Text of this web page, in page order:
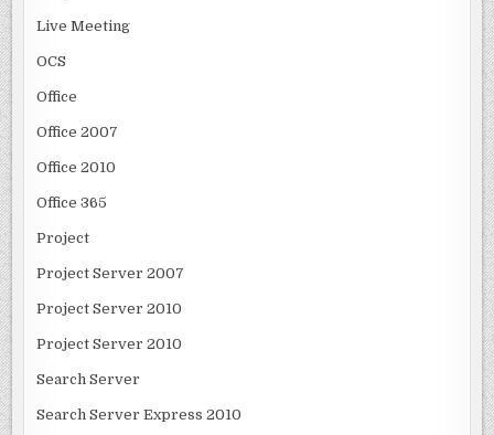
Live Meeting
OCS
Office
Office 2007
Office 2010
Office 365
Project
Project Server 2007
Project Server 2010
Project Server 2010
Search Server
Search Server Express 2010